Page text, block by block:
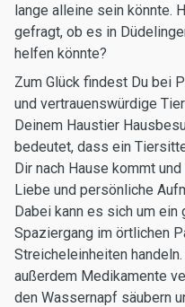
lange alleine sein könnte.
gefragt, ob es in
helfen könnte?
Zum Glück findest Du bei
und vertrauenswürdige
Deinem Haustier
bedeutet, dass ein
Dir nach Hause kommt
Liebe und persönliche
Dabei kann es sich um
Spaziergang im örtlichen
Streicheleinheiten
außerdem Medikamente
den Wassernapf säubern